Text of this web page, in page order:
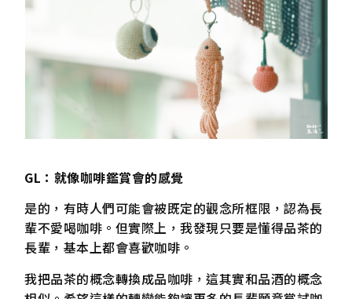
GL：就像咖啡鑑賞會的感覺
是的，有時人們可能會被既定的觀念所框限，認為長
輩不愛喝咖啡。但實際上，我發現只要是懂得品茶的
長輩，基本上都會喜歡咖啡。
我把品茶的概念轉換成品咖啡，這其實和品酒的概念